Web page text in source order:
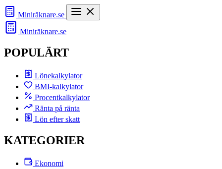
Miniräknare.se
Miniräknare.se
POPULÄRT
Lönekalkylator
BMI-kalkylator
Procentkalkylator
Ränta på ränta
Lön efter skatt
KATEGORIER
Ekonomi